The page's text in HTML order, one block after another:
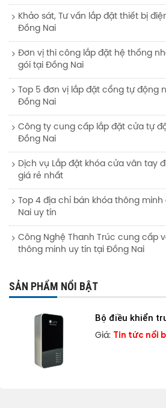
Khảo sát, Tư vấn lắp đặt thiết bị
Đồng Nai
Đơn vị thi công lắp đặt hệ thống
gói tại Đồng Nai
Top 5 đơn vị lắp đặt cổng tự động
Đồng Nai
Công ty cung cấp lắp đặt cửa tự
Đồng Nai
Dịch vụ Lắp đặt khóa cửa vân tay
giá rẻ nhất
Top 4 địa chỉ bán khóa thông
Nai uy tín
Công Nghệ Thanh Trúc cung cấp
thông minh uy tín tại Đồng Nai
SẢN PHẨM NỔI BẬT
Bộ điều khiển
Giá: Tin tức nổi